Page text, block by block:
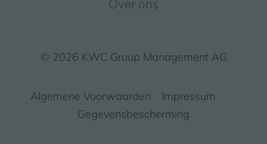
Over ons
© 2026 KWC Group Management AG
Algemene Voorwaarden
Impressum
Gegevensbescherming